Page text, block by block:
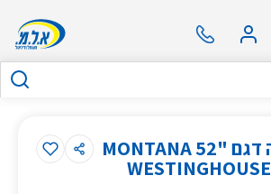
מאוורר תקרה דגם "52 MONTANA
ווסטינגהאוס WESTINGHOUSE